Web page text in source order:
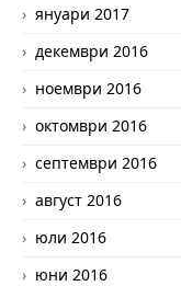
януари 2017
декември 2016
ноември 2016
октомври 2016
септември 2016
август 2016
юли 2016
юни 2016